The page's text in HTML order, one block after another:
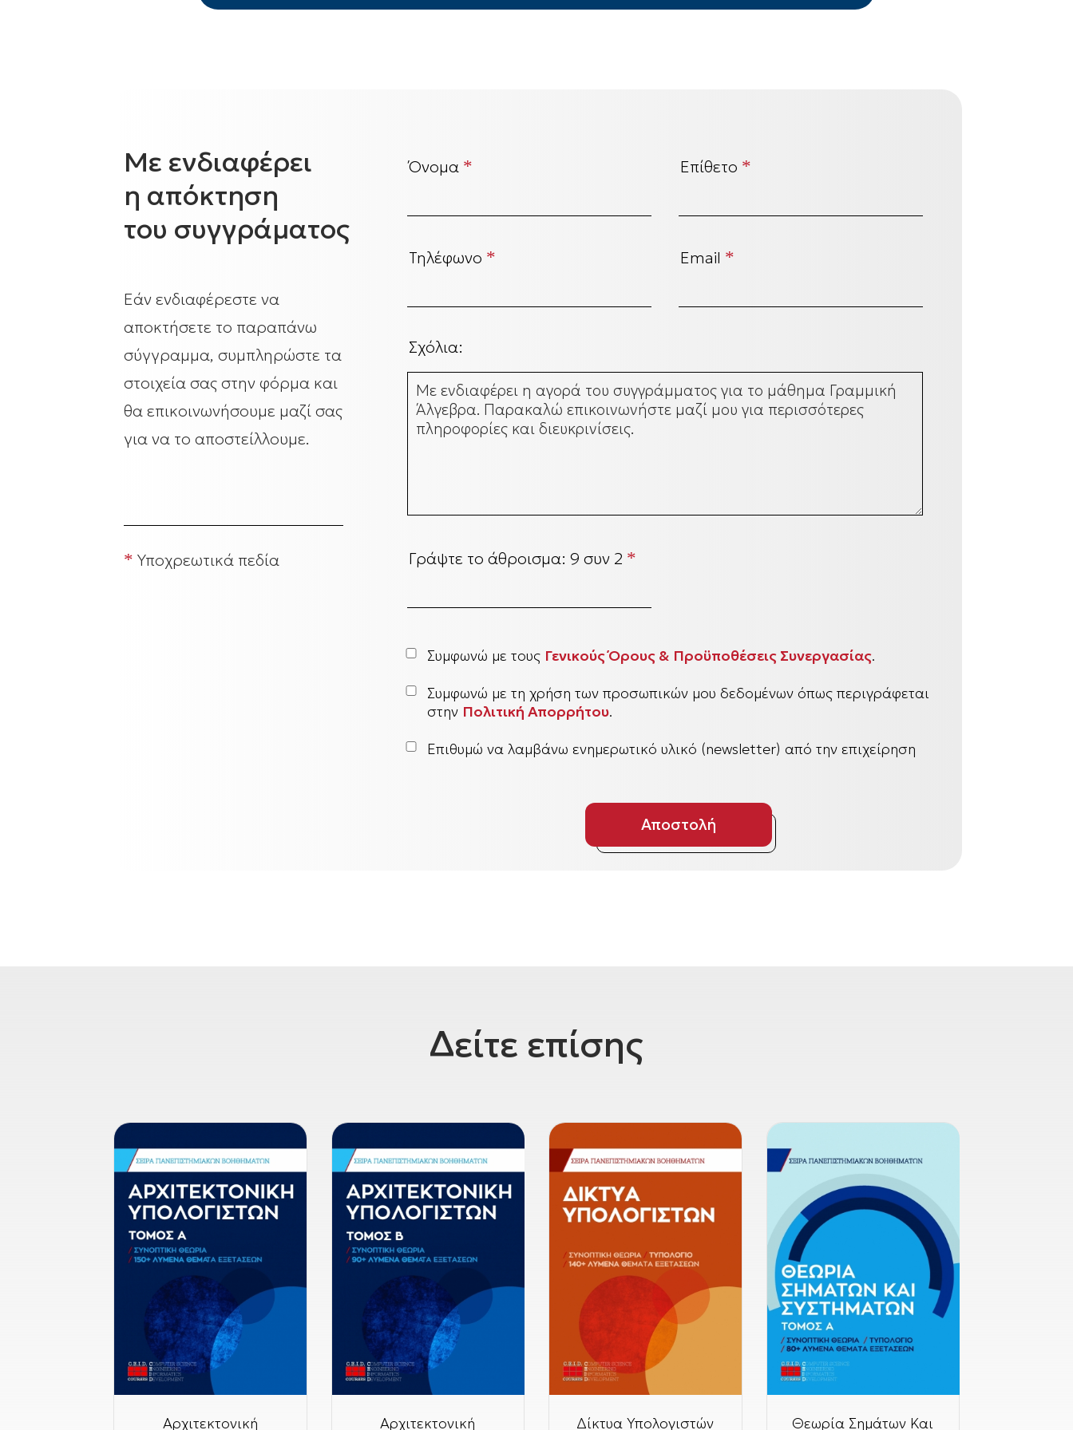
Με ενδιαφέρει
η απόκτηση
του συγγράματος
Εάν ενδιαφέρεστε να
αποκτήσετε το παραπάνω
σύγγραμμα, συμπληρώστε τα
στοιχεία σας στην φόρμα και
θα επικοινωνήσουμε μαζί σας
για να το αποστείλλουμε.
* Υποχρεωτικά πεδία
Όνομα * Επίθετο *
Τηλέφωνο * Email *
Σχόλια:
Γράψτε το άθροισμα: 9 συν 2 *
Συμφωνώ με τους Γενικούς Όρους & Προϋποθέσεις Συνεργασίας.
Συμφωνώ με τη χρήση των προσωπικών μου δεδομένων όπως περιγράφεται
στην Πολιτική Απορρήτου.
Επιθυμώ να λαμβάνω ενημερωτικό υλικό (newsletter) από την επιχείρηση
Δείτε επίσης
Αρχιτεκτονική Αρχιτεκτονική Δίκτυα Υπολογιστών Θεωρία Σημάτων Και